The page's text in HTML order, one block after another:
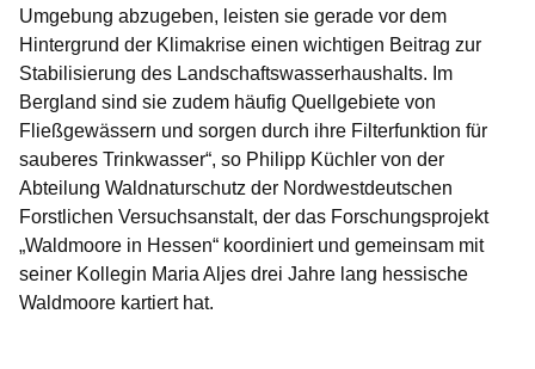
Umgebung abzugeben, leisten sie gerade vor dem
Hintergrund der Klimakrise einen wichtigen Beitrag zur
Stabilisierung des Landschaftswasserhaushalts. Im
Bergland sind sie zudem häufig Quellgebiete von
Fließgewässern und sorgen durch ihre Filterfunktion für
sauberes Trinkwasser“, so Philipp Küchler von der
Abteilung Waldnaturschutz der Nordwestdeutschen
Forstlichen Versuchsanstalt, der das Forschungsprojekt
„Waldmoore in Hessen“ koordiniert und gemeinsam mit
seiner Kollegin Maria Aljes drei Jahre lang hessische
Waldmoore kartiert hat.